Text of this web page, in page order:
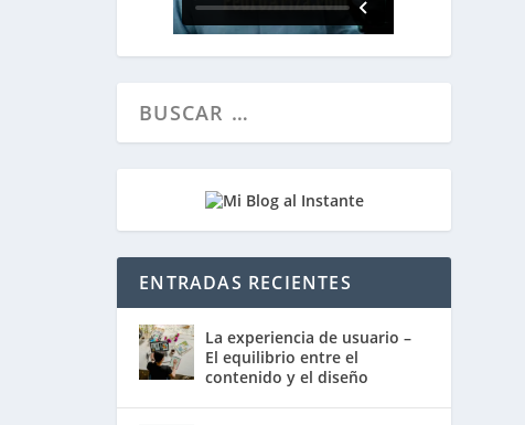
ENTRADAS RECIENTES
La experiencia de usuario –
El equilibrio entre el
contenido y el diseño